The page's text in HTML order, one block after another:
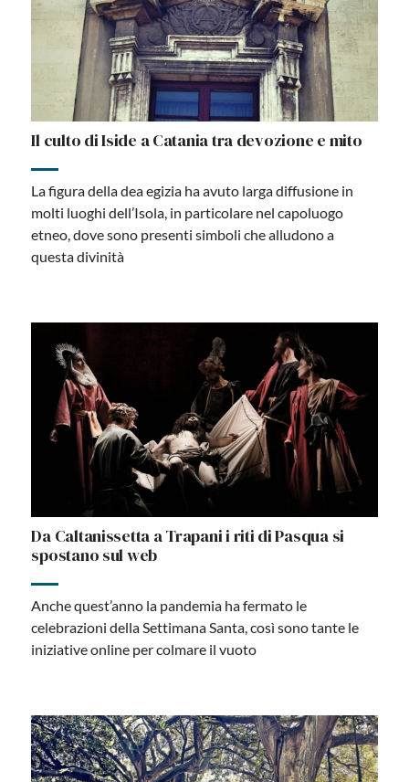
Il culto di Iside a Catania tra devozione e mito
La figura della dea egizia ha avuto larga diffusione in
molti luoghi dell’Isola, in particolare nel capoluogo
etneo, dove sono presenti simboli che alludono a
questa divinità
Da Caltanissetta a Trapani i riti di Pasqua si
spostano sul web
Anche quest’anno la pandemia ha fermato le
celebrazioni della Settimana Santa, così sono tante le
iniziative online per colmare il vuoto